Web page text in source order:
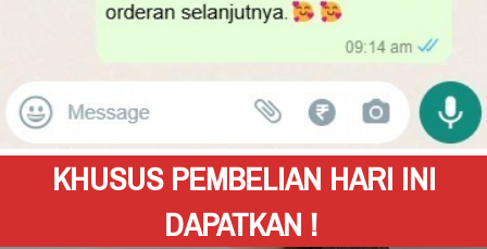
KHUSUS PEMBELIAN HARI INI
DAPATKAN !